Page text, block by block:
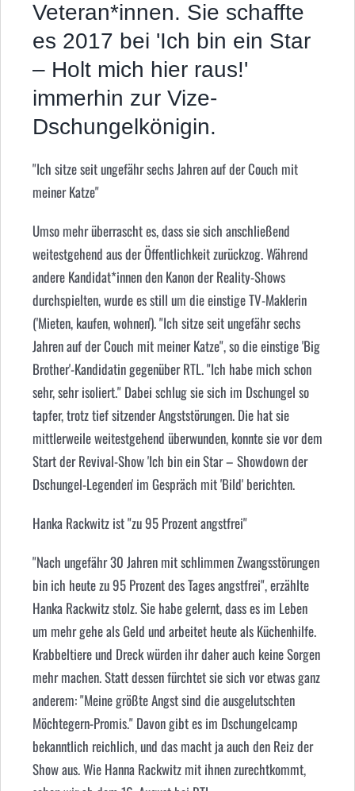
Veteran*innen. Sie schaffte
es 2017 bei 'Ich bin ein Star
– Holt mich hier raus!'
immerhin zur Vize-
Dschungelkönigin.
"Ich sitze seit ungefähr sechs Jahren auf der Couch mit
meiner Katze"
Umso mehr überrascht es, dass sie sich anschließend
weitestgehend aus der Öffentlichkeit zurückzog. Während
andere Kandidat*innen den Kanon der Reality-Shows
durchspielten, wurde es still um die einstige TV-Maklerin
('Mieten, kaufen, wohnen'). "Ich sitze seit ungefähr sechs
Jahren auf der Couch mit meiner Katze", so die einstige 'Big
Brother'-Kandidatin gegenüber RTL. "Ich habe mich schon
sehr, sehr isoliert." Dabei schlug sie sich im Dschungel so
tapfer, trotz tief sitzender Angststörungen. Die hat sie
mittlerweile weitestgehend überwunden, konnte sie vor dem
Start der Revival-Show 'Ich bin ein Star – Showdown der
Dschungel-Legenden' im Gespräch mit 'Bild' berichten.
Hanka Rackwitzist "zu 95 Prozent angstfrei"
"Nach ungefähr 30 Jahren mit schlimmen Zwangsstörungen
bin ich heute zu 95 Prozent des Tages angstfrei", erzählte
Hanka Rackwitz stolz. Sie habe gelernt, dass es im Leben
um mehr gehe als Geld und arbeitet heute als Küchenhilfe.
Krabbeltiere und Dreck würden ihr daher auch keine Sorgen
mehr machen. Statt dessen fürchtet sie sich vor etwas ganz
anderem: "Meine größte Angst sind die ausgelutschten
Möchtegern-Promis." Davon gibt es im Dschungelcamp
bekanntlich reichlich, und das macht ja auch den Reiz der
Show aus. Wie Hanna Rackwitz mit ihnen zurechtkommt,